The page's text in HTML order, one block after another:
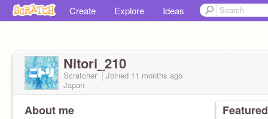
Create Explore Ideas
Nitori_210
Scratcher Joined 11 months ago
Japan
About me